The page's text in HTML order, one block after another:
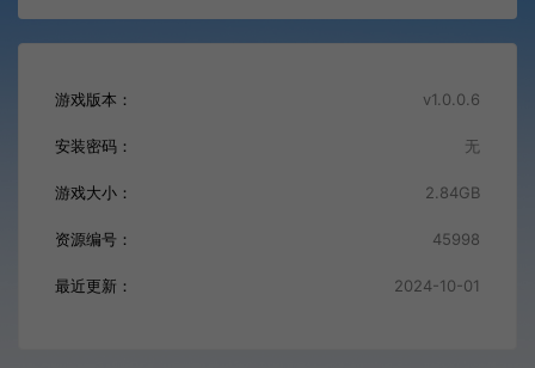
游戏版本： v1.0.0.6
安装密码： 无
游戏大小： 2.84GB
资源编号： 45998
最近更新： 2024-10-01